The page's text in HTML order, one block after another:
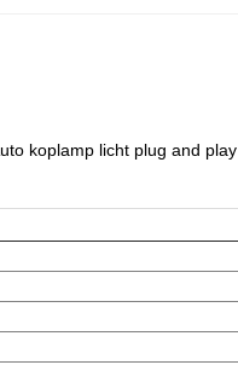
koplamp licht plug and play